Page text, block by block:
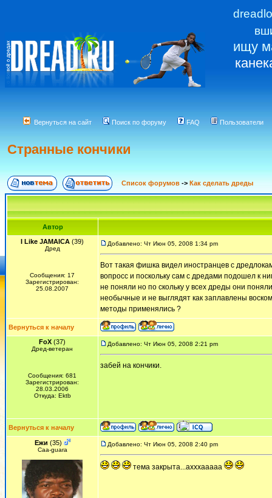
ищу
Вернуться на сайт Поиск по форуму FAQ Пользователи
Странные кончики
Список форумов -> Как сделать дреды
Автор
I Like JAMAICA (39)
Дред
Сообщения: 17
Зарегистрирован:
25.08.2007
Добавлено: Чт Июн 05, 2008 1:34 pm
Вот такая фишка видел иностранцев с
вопросс и поскольку сам с дредами подошел к
не поняли но по скольку у всех дреды они
необычные и не выглядят как заплавлены
методы применялись ?
Вернуться к началу
FoX (37)
Дред-ветеран
Сообщения: 681
Зарегистрирован:
28.03.2006
Откуда: Ektb
Добавлено: Чт Июн 05, 2008 2:21 pm
забей на кончики.
Вернуться к началу
Ежи (35)
Сaa-guara
Добавлено: Чт Июн 05, 2008 2:40 pm
тема закрыта...ахххааааа